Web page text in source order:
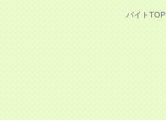
バイトTOP